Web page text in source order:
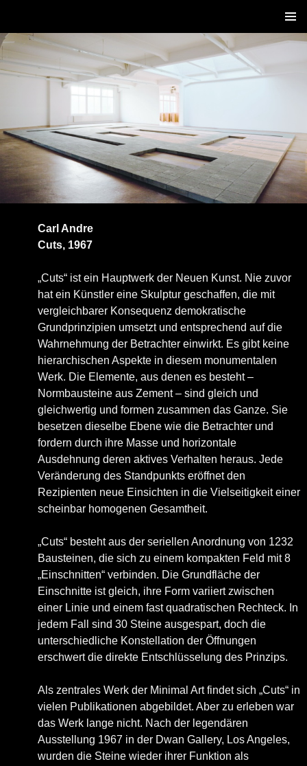
INHALT
SPRINGEN
Carl Andre
Cuts, 1967
„Cuts“ ist ein Hauptwerk der Neuen Kunst. Nie zuvor
hat ein Künstler eine Skulptur geschaffen, die mit
vergleichbarer Konsequenz demokratische
Grundprinzipien umsetzt und entsprechend auf die
Wahrnehmung der Betrachter einwirkt. Es gibt keine
hierarchischen Aspekte in diesem monumentalen
Werk. Die Elemente, aus denen es besteht –
Normbausteine aus Zement – sind gleich und
gleichwertig und formen zusammen das Ganze. Sie
besetzen dieselbe Ebene wie die Betrachter und
fordern durch ihre Masse und horizontale
Ausdehnung deren aktives Verhalten heraus. Jede
Veränderung des Standpunkts eröffnet den
Rezipienten neue Einsichten in die Vielseitigkeit einer
scheinbar homogenen Gesamtheit.
„Cuts“ besteht aus der seriellen Anordnung von 1232
Bausteinen, die sich zu einem kompakten Feld mit 8
„Einschnitten“ verbinden. Die Grundfläche der
Einschnitte ist gleich, ihre Form variiert zwischen
einer Linie und einem fast quadratischen Rechteck. In
jedem Fall sind 30 Steine ausgespart, doch die
unterschiedliche Konstellation der Öffnungen
erschwert die direkte Entschlüsselung des Prinzips.
Als zentrales Werk der Minimal Art findet sich „Cuts“ in
vielen Publikationen abgebildet. Aber zu erleben war
das Werk lange nicht. Nach der legendären
Ausstellung 1967 in der Dwan Gallery, Los Angeles,
wurden die Steine wieder ihrer Funktion als